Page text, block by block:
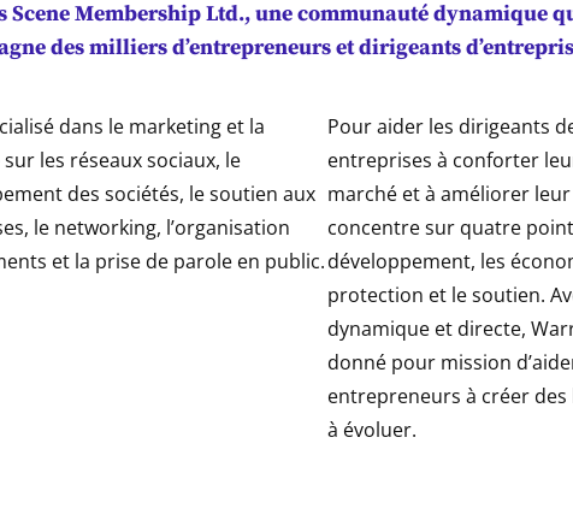
Scene Membership Ltd., une communauté dynamique
des milliers d’entrepreneurs et dirigeants
dans le marketing et la
les réseaux sociaux, le
des sociétés, le soutien aux
le networking, l’organisation
et la prise de parole en public.
Pour aider les dirigeants
entreprises à conforter
marché et à améliorer
concentre sur quatre
développement, les
protection et le soutien.
dynamique et directe,
donné pour mission
entrepreneurs à créer
à évoluer.